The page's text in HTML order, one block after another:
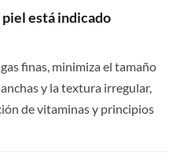
piel está indicado
finas, minimiza el tamaño
y la textura irregular,
de vitaminas y principios